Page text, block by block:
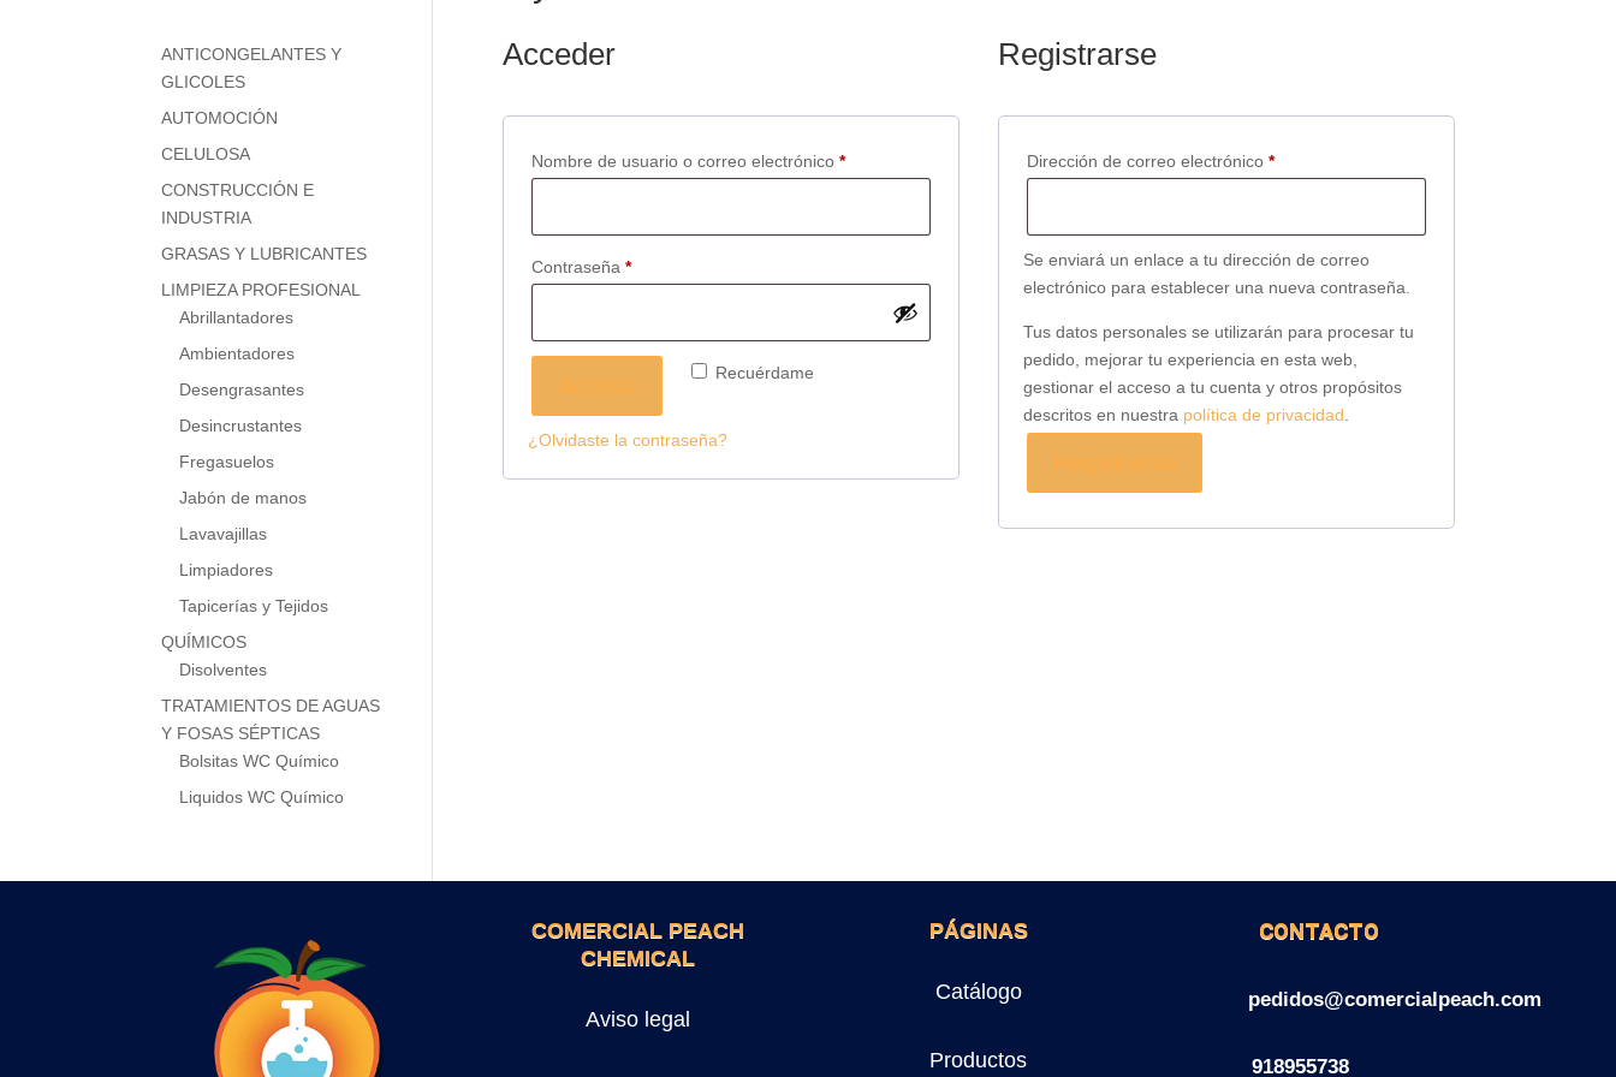
Acceder
Nombre de usuario o correo electrónico *Obligatorio
Contraseña *Obligatorio
Recuérdame
¿Olvidaste la contraseña?
Registrarse
Dirección de correo electrónico *Obligatorio
Se enviará un enlace a tu dirección de correo
electrónico para establecer una nueva contraseña.
Tus datos personales se utilizarán para procesar tu
pedido, mejorar tu experiencia en esta web,
gestionar el acceso a tu cuenta y otros propósitos
descritos en nuestra política de privacidad.
ANTICONGELANTES Y
GLICOLES
AUTOMOCIÓN
CELULOSA
CONSTRUCCIÓN E
INDUSTRIA
GRASAS Y LUBRICANTES
LIMPIEZA PROFESIONAL
Abrillantadores
Ambientadores
Desengrasantes
Desincrustantes
Fregasuelos
Jabón de manos
Lavavajillas
Limpiadores
Tapicerías y Tejidos
QUÍMICOS
Disolventes
TRATAMIENTOS DE AGUAS
Y FOSAS SÉPTICAS
Bolsitas WC Químico
Liquidos WC Químico
COMERCIAL PEACH
CHEMICAL
Aviso legal
PÁGINAS
Catálogo
Productos
CONTACTO
pedidos@comercialpeach.com
918955738